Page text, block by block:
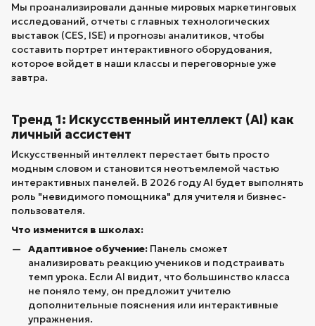
Мы проанализировали данные мировых маркетинговых
исследований, отчеты с главных технологических
выставок (CES, ISE) и прогнозы аналитиков, чтобы
составить портрет интерактивного оборудования,
которое войдет в наши классы и переговорные уже
завтра.
Тренд 1: Искусственный интеллект (AI) как
личный ассистент
Искусственный интеллект перестает быть просто
модным словом и становится неотъемлемой частью
интерактивных панелей. В 2026 году AI будет выполнять
роль "невидимого помощника" для учителя и бизнес-
пользователя.
Что изменится в школах:
Адаптивное обучение: Панель сможет
анализировать реакцию учеников и подстраивать
темп урока. Если AI видит, что большинство класса
не поняло тему, он предложит учителю
дополнительные пояснения или интерактивные
упражнения.